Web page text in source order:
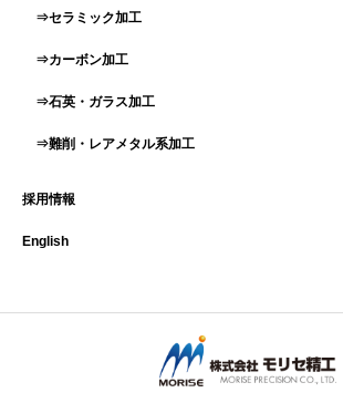
⇒セラミック加工
⇒カーボン加工
⇒石英・ガラス加工
⇒難削・レアメタル系加工
採用情報
English